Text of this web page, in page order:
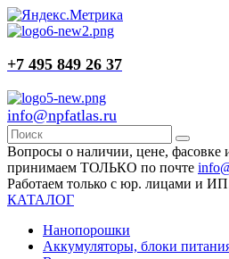
+7 495 849 26 37
info@npfatlas.ru
Вопросы о наличии, цене, фасовке
принимаем ТОЛЬКО по почте
Работаем только с юр. лицами и
КАТАЛОГ
Нанопорошки
Аккумуляторы, блоки